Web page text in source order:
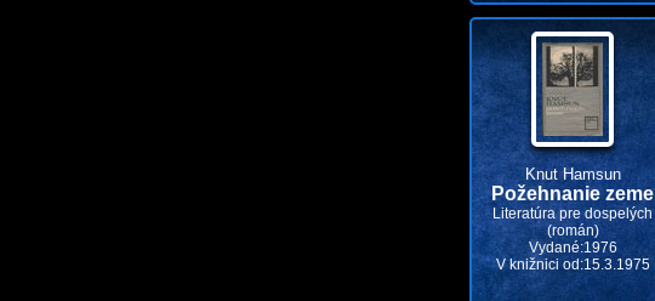
Knut Hamsun
Požehnanie zeme
Literatúra pre dospelých
(román)
Vydané:1976
V knižnici od:15.3.1975